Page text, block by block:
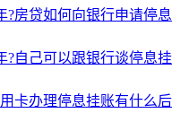
?房贷如何向银行申请停息
?自己可以跟银行谈停息挂
卡办理停息挂账有什么后